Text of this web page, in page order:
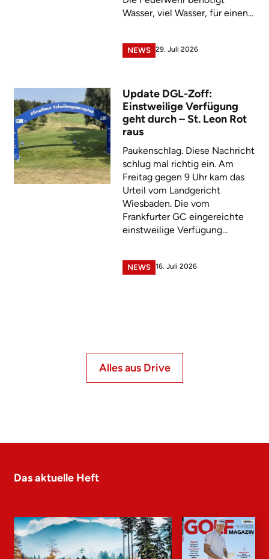
Wasser, viel Wasser, für einen...
NEWS 29. Juli 2026
Update DGL-Zoff:
Einstweilige Verfügung
geht durch – St. Leon Rot
raus
Paukenschlag. Diese Nachricht
schlug mal richtig ein. Am
Freitag gegen 9 Uhr kam das
Urteil vom Landgericht
Wiesbaden. Die vom
Frankfurter GC eingereichte
einstweilige Verfügung...
NEWS 16. Juli 2026
Alles aus Drive
Das aktuelle Heft